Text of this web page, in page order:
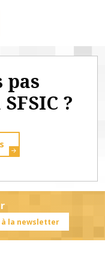
pas
?
la newsletter